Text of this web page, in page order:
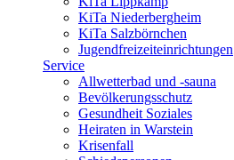
KiTa Niederbergheim
KiTa Salzbörnchen
Jugendfreizeiteinrichtungen
Service
Allwetterbad und -sauna
Bevölkerungsschutz
Gesundheit Soziales
Heiraten in Warstein
Krisenfall